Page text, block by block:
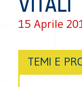
15 Aprile
TEMI E